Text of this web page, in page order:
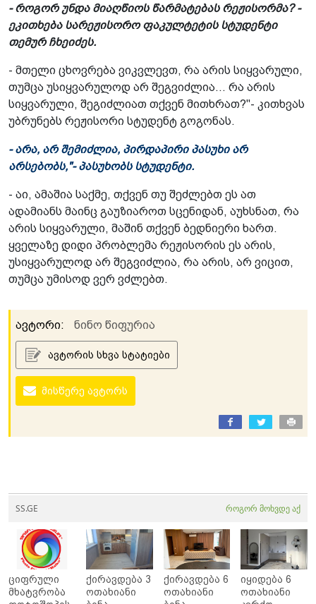
- როგორ უნდა მიაღწიოს წარმატებას რეჟისორმა? -
ეკითხება სარეჟისორო ფაკულტეტის სტუდენტი
თემურ ჩხეიძეს.
- მთელი ცხოვრება ვიკვლევთ, რა არის სიყვარული,
თუმცა უსიყვარულოდ არ შეგვიძლია... რა არის
სიყვარული, შეგიძლიათ თქვენ მითხრათ?"- კითხვას
უბრუნებს რეჟისორი სტუდენტ გოგონას.
- არა, არ შემიძლია, პირდაპირი პასუხი არ
არსებობს,"- პასუხობს სტუდენტი.
- აი, ამაშია საქმე, თქვენ თუ შეძლებთ ეს ათ
ადამიანს მაინც გაუზიაროთ სცენიდან, აუხსნათ, რა
არის სიყვარული, მაშინ თქვენ ბედნიერი ხართ.
ყველაზე დიდი პრობლემა რეჟისორის ეს არის,
უსიყვარულოდ არ შეგვიძლია, რა არის, არ ვიცით,
თუმცა უმისოდ ვერ ვძლებთ.
ავტორი: ნინო წიფურია
ავტორის სხვა სტატიები
მისწერე ავტორს
SS.GE როგორ მოხვდე აქ
ციფრული
მხატვრობა
ქირავდება 3
ოთახიანი
ქირავდება 6
ოთახიანი
იყიდება 6
ოთახიანი